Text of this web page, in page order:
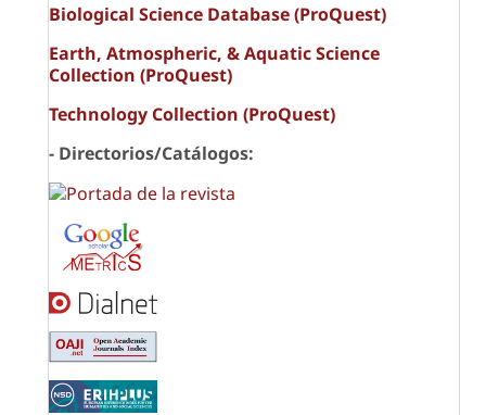
Biological Science Database (ProQuest)
Earth, Atmospheric, & Aquatic Science
Collection (ProQuest)
Technology Collection (ProQuest)
- Directorios/Catálogos: